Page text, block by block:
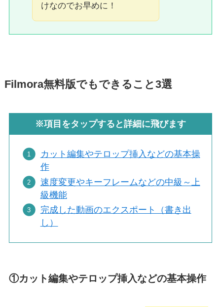
けなのでお早めに！
Filmora無料版でもできること3選
※項目をタップすると詳細に飛びます
カット編集やテロップ挿入などの基本操
作
速度変更やキーフレームなどの中級～上
級機能
完成した動画のエクスポート（書き出
し）
①カット編集やテロップ挿入などの基本操作